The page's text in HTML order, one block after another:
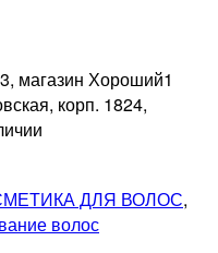
магазин Хороший1
корп. 1824,
ДЛЯ ВОЛОС,
волос